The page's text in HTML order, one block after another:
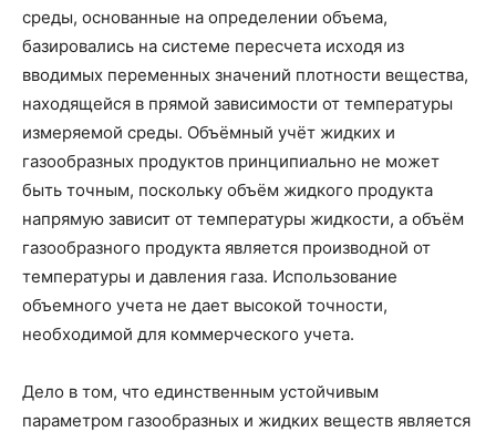
среды, основанные на определении объема,
базировались на системе пересчета исходя из
вводимых переменных значений плотности вещества,
находящейся в прямой зависимости от температуры
измеряемой среды. Объёмный учёт жидких и
газообразных продуктов принципиально не может
быть точным, поскольку объём жидкого продукта
напрямую зависит от температуры жидкости, а объём
газообразного продукта является производной от
температуры и давления газа. Использование
объемного учета не дает высокой точности,
необходимой для коммерческого учета.
Дело в том, что единственным устойчивым
параметром газообразных и жидких веществ является